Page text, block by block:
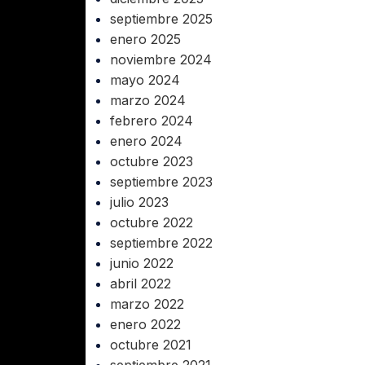
y Manguera
Jet
Recirculadoras
Motobombas
Accesorios y Conexiones para
Aparatos
Para Fregadero y Lavabo
Para Calentador
Para Lavadora y Secadora
Tanques y Cilindros para Gas
Reguladores
Tanques Estacionarios
Cilindros Portátiles
septiembre 2025
enero 2025
noviembre 2024
mayo 2024
marzo 2024
febrero 2024
enero 2024
octubre 2023
septiembre 2023
julio 2023
octubre 2022
septiembre 2022
junio 2022
abril 2022
marzo 2022
enero 2022
octubre 2021